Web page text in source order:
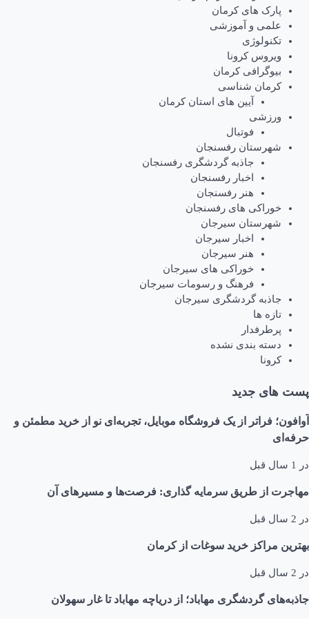
پارک های کرمان
علمی و آموزشی
تکنولوژی
ویروس کرونا
بیوگرافی کرمان
کرمان شناسی
آیین های استان کرمان
ورزشی
فوتبال
شهرستان رفسنجان
جاذبه گردشگری رفسنجان
اخبار رفسنجان
هنر رفسنجان
خوراکی های رفسنجان
شهرستان سیرجان
اخبار سیرجان
هنر سیرجان
خوراکی های سیرجان
فرهنگ و رسومات سیرجان
جاذبه گردشگری سیرجان
تازه ها
پرطرفدار
دسته بندی نشده
کرونا
پست های جدید
آوافون؛ فراتر از یک فروشگاه موبایل، تجربه‌ای نو از خرید مطمئن و
حرفه‌ای
در 1 سال قبل
مهاجرت از طریق سرمایه گذاری: فرصت‌ها و مسیرهای آن
در 2 سال قبل
بهترین مراکز خرید سوغات از کرمان
در 2 سال قبل
جاذبه‌های گردشگری مهاباد؛ از دریاچه مهاباد تا غار سهولان